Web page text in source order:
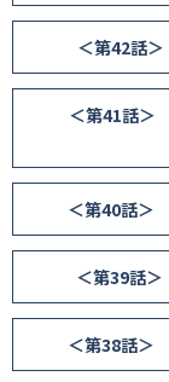
＜第42話
＜第41話＞
＜第40話＞
＜第39話
＜第38話＞